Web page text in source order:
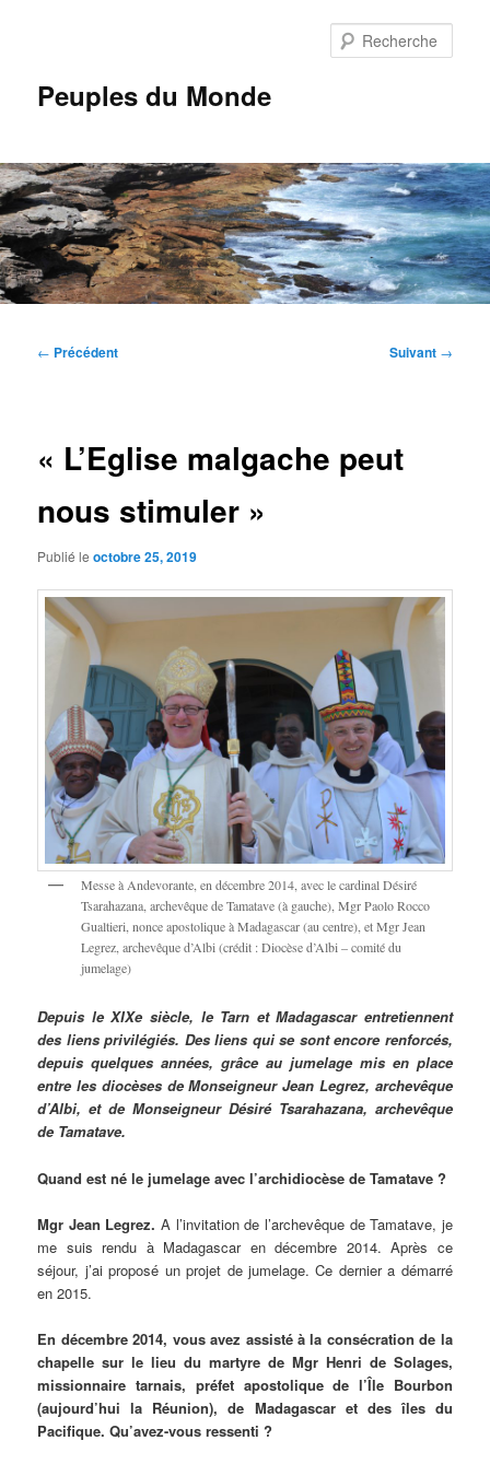
Peuples du Monde
Navigation
← Précédent Suivant →
« L’Eglise malgache peut
nous stimuler »
Publié leoctobre 25, 2019
Messe à Andevorante, en décembre 2014, avec le cardinal Désiré
Tsarahazana, archevêque de Tamatave (à gauche), Mgr Paolo Rocco
Gualtieri, nonce apostolique à Madagascar (au centre), et Mgr Jean
Legrez, archevêque d’Albi (crédit : Diocèse d’Albi – comité du
jumelage)
Depuis le XIXe siècle, le Tarn et Madagascar entretiennent
des liens privilégiés. Des liens qui se sont encore renforcés,
depuis quelques années, grâce au jumelage mis en place
entre les diocèses de Monseigneur Jean Legrez, archevêque
d’Albi, et de Monseigneur Désiré Tsarahazana, archevêque
de Tamatave.
Quand est né le jumelage avec l’archidiocèse de Tamatave ?
Mgr Jean Legrez. A l’invitation de l’archevêque de Tamatave, je
me suis rendu à Madagascar en décembre 2014. Après ce
séjour, j’ai proposé un projet de jumelage. Ce dernier a démarré
en 2015.
En décembre 2014, vous avez assisté à la consécration de la
chapelle sur le lieu du martyre de Mgr Henri de Solages,
missionnaire tarnais, préfet apostolique de l’Île Bourbon
(aujourd’hui la Réunion), de Madagascar et des îles du
Pacifique. Qu’avez-vous ressenti ?